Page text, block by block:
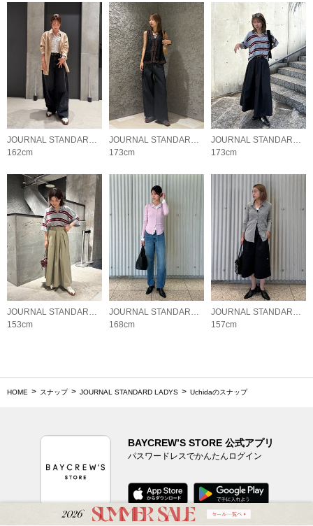
JOURNAL STANDARD LADYS
162cm
JOURNAL STANDARD LADYS
173cm
JOURNAL STANDARD LADYS
173cm
JOURNAL STANDARD LADYS
153cm
JOURNAL STANDARD LADYS
168cm
JOURNAL STANDARD LADYS
157cm
HOME スナップ JOURNAL STANDARD LADYS Uchidaのスナップ
BAYCREW’S STORE 公式アプリ
パスワードレスでかんたんログイン